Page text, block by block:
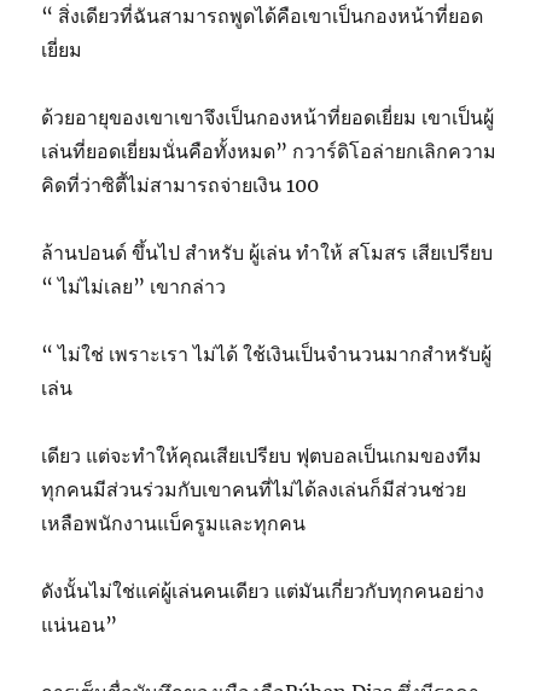
“ สิ่งเดียวที่ฉันสามารถพูดได้คือเขาเป็นกองหน้าที่ยอด
เยี่ยม
ด้วยอายุของเขาเขาจึงเป็นกองหน้าที่ยอดเยี่ยม เขาเป็นผู้
เล่นที่ยอดเยี่ยมนั่นคือทั้งหมด” กวาร์ดิโอล่ายกเลิกความ
คิดที่ว่าซิตี้ไม่สามารถจ่ายเงิน 100
ล้านปอนด์ ขึ้นไป สำหรับ ผู้เล่น ทำให้ สโมสร เสียเปรียบ
“ ไม่ไม่เลย” เขากล่าว
“ ไม่ใช่ เพราะเรา ไม่ได้ ใช้เงินเป็นจำนวนมากสำหรับผู้
เล่น
เดียว แต่จะทำให้คุณเสียเปรียบ ฟุตบอลเป็นเกมของทีม
ทุกคนมีส่วนร่วมกับเขาคนที่ไม่ได้ลงเล่นก็มีส่วนช่วย
เหลือพนักงานแบ็ครูมและทุกคน
ดังนั้นไม่ใช่แค่ผู้เล่นคนเดียว แต่มันเกี่ยวกับทุกคนอย่าง
แน่นอน”